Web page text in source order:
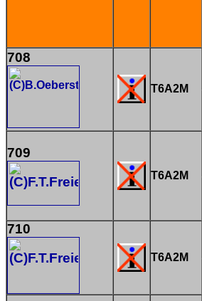
708
T6A2M
709
T6A2M
710
T6A2M